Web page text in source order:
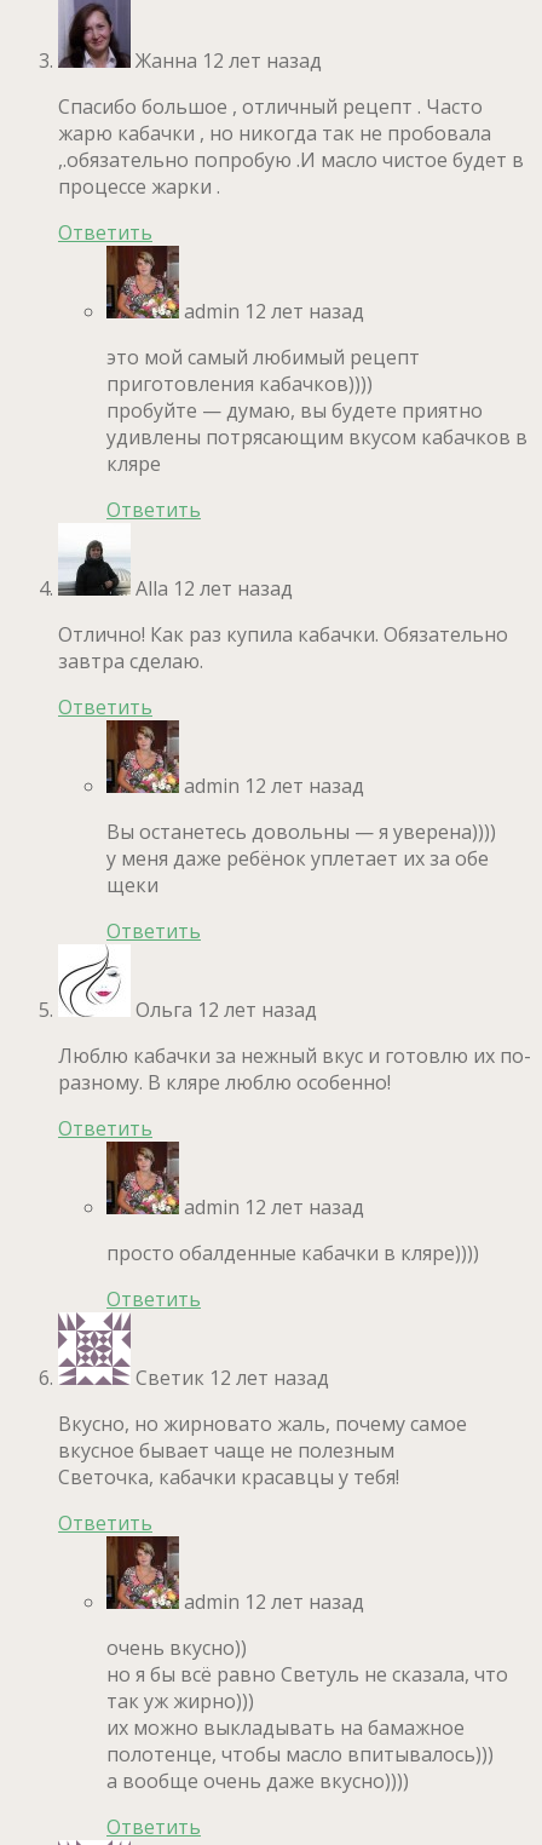
Жанна 12 лет назад
Спасибо большое , отличный рецепт . Часто
жарю кабачки , но никогда так не пробовала
,.обязательно попробую .И масло чистое будет в
процессе жарки .
Ответить
admin 12 лет назад
это мой самый любимый рецепт
приготовления кабачков))))
пробуйте — думаю, вы будете приятно
удивлены потрясающим вкусом кабачков в
кляре
Ответить
Alla 12 лет назад
Отлично! Как раз купила кабачки. Обязательно
завтра сделаю.
Ответить
admin 12 лет назад
Вы останетесь довольны — я уверена))))
у меня даже ребёнок уплетает их за обе
щеки
Ответить
Ольга 12 лет назад
Люблю кабачки за нежный вкус и готовлю их по-
разному. В кляре люблю особенно!
Ответить
admin 12 лет назад
просто обалденные кабачки в кляре))))
Ответить
Светик 12 лет назад
Вкусно, но жирновато жаль, почему самое
вкусное бывает чаще не полезным
Светочка, кабачки красавцы у тебя!
Ответить
admin 12 лет назад
очень вкусно))
но я бы всё равно Светуль не сказала, что
так уж жирно)))
их можно выкладывать на бамажное
полотенце, чтобы масло впитывалось)))
а вообще очень даже вкусно))))
Ответить